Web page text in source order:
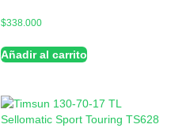
$338.000
Añadir al carrito